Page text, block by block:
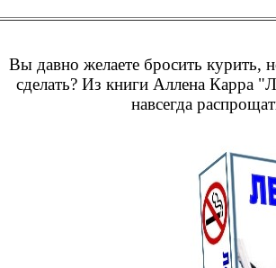
Вы давно желаете бросить курить,
сделать? Из книги Аллена Карра
навсегда